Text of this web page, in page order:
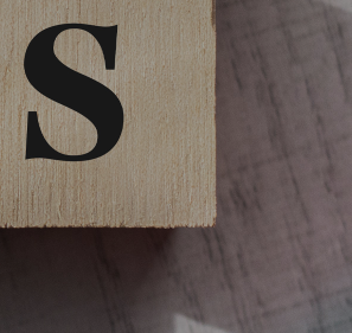
不動産売却について
仲介売却
業者買取
不動産相続